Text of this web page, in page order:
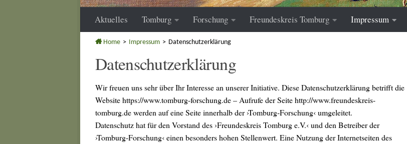
Aktuelles Tomburg Forschung Freundeskreis Tomburg Impressum
Home > Impressum > Datenschutzerklärung
Datenschutzerklärung
Wir freuen uns sehr über Ihr Interesse an unserer Initiative. Diese Datenschutzerklärung betrifft die
Website https://www.tomburg-forschung.de – Aufrufe der Seite http://www.freundeskreis-
tomburg.de werden auf eine Seite innerhalb der ›Tomburg-Forschung‹ umgeleitet.
Datenschutz hat für den Vorstand des ›Freundeskreis Tomburg e.V.‹ und den Betreiber der
›Tomburg-Forschung‹ einen besonders hohen Stellenwert. Eine Nutzung der Internetseiten des